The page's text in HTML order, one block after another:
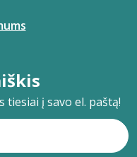
tiesiai į savo el. paštą!